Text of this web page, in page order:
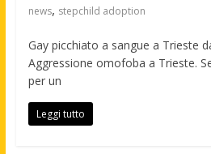
news, stepchild adoption
Gay picchiato a sangue a Trieste
Aggressione omofoba a Trieste.
per un
Leggi tutto